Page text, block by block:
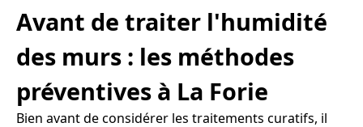
Avant de traiter l'humidité
des murs : les méthodes
préventives à La Forie
Bien avant de considérer les traitements curatifs, il